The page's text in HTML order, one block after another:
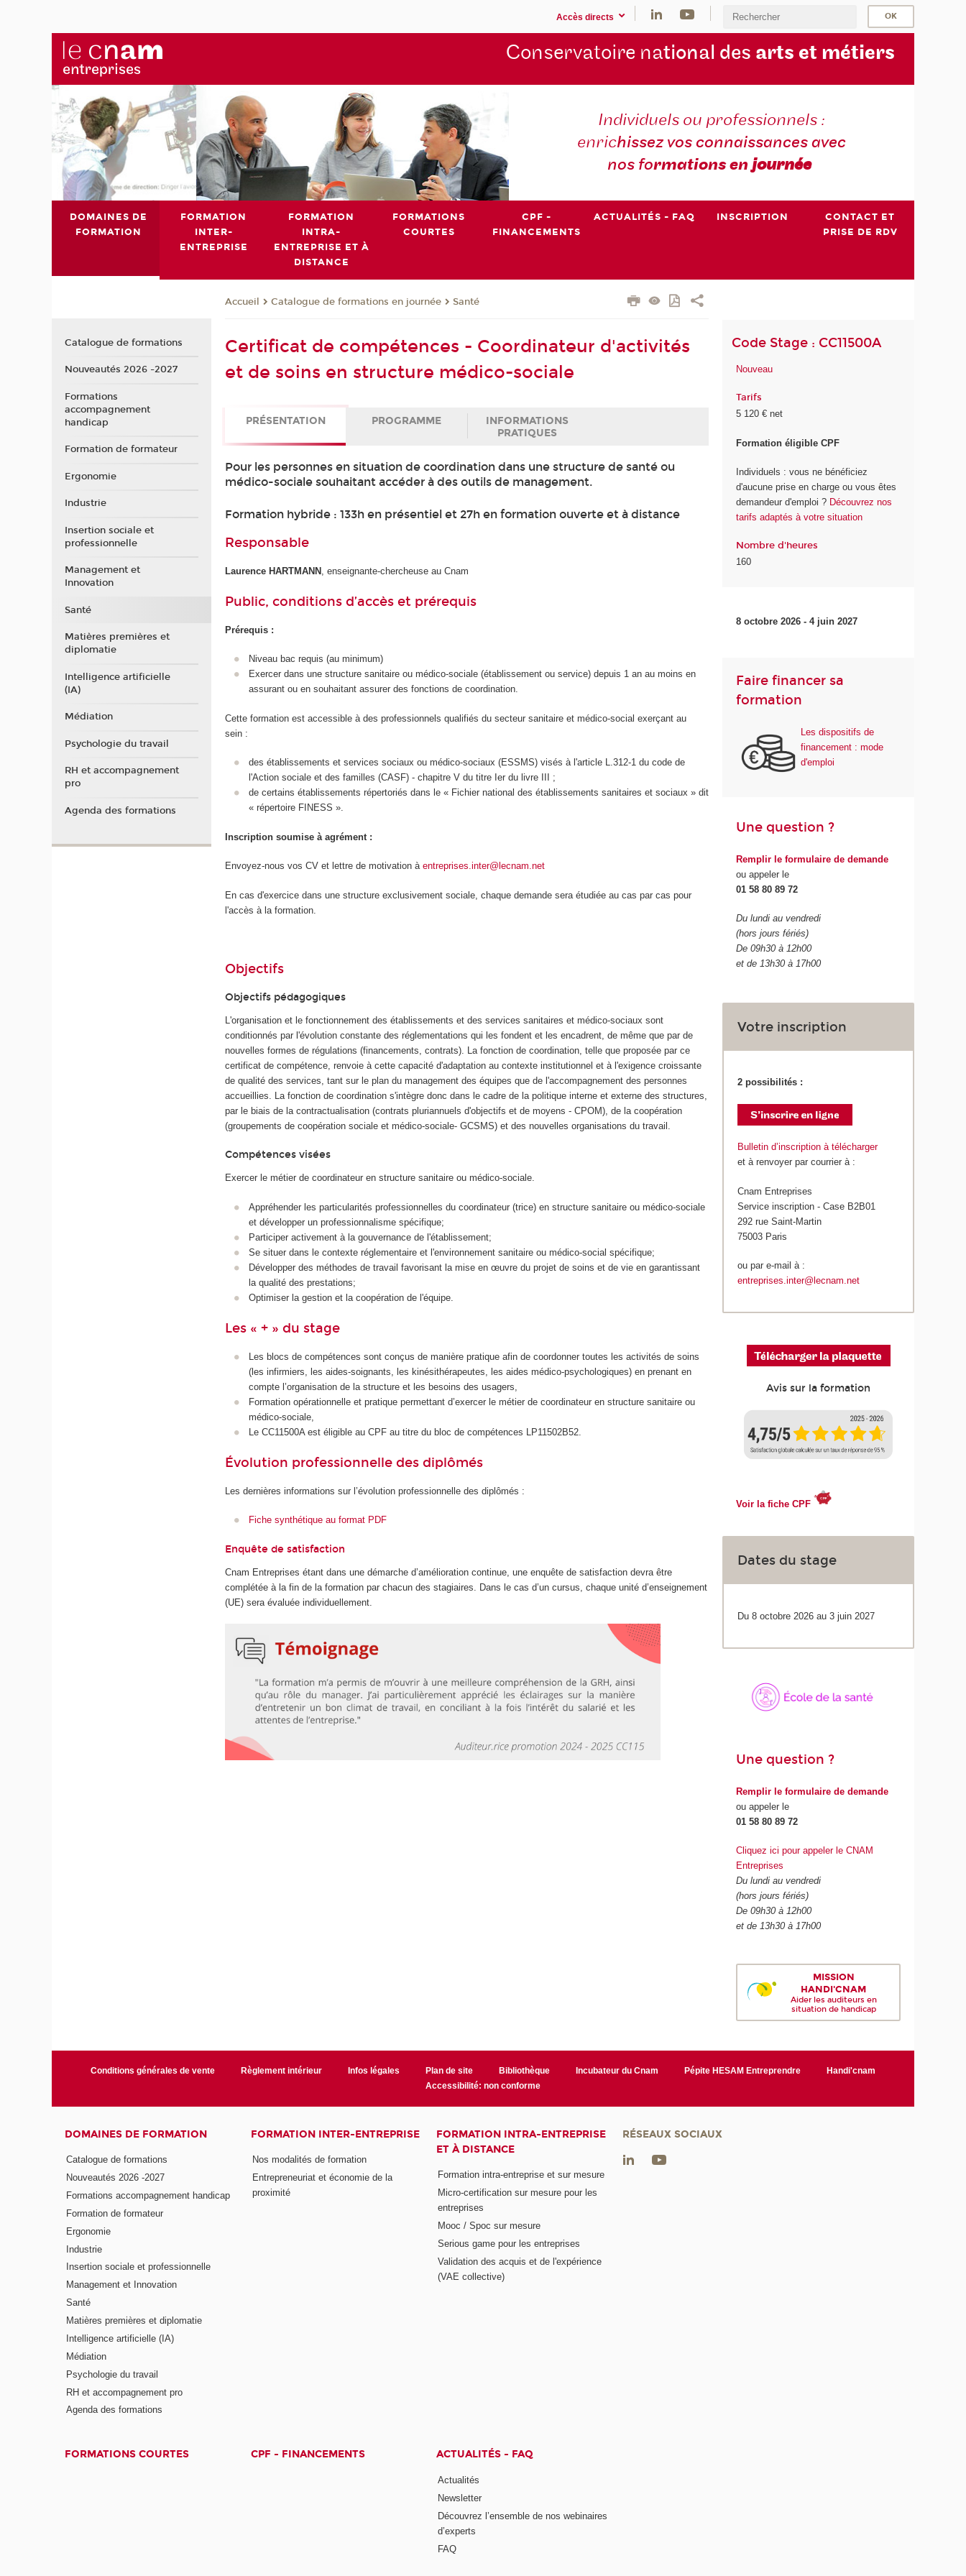
Accès directs
Conservatoire national des arts et métiers
Individuels ou professionnels :
enrichissez vos connaissances avec
nos formations enjournée
DOMAINES DE
FORMATION
FORMATION
INTER-
ENTREPRISE
FORMATION
INTRA-
ENTREPRISE ET À
DISTANCE
FORMATIONS
COURTES
CPF -
FINANCEMENTS
ACTUALITÉS - FAQ INSCRIPTION
CONTACT ET
PRISE DE RDV
Accueil Catalogue de formations en journée Santé
Certificat de compétences - Coordinateur d'activités
et de soins en structure médico-sociale
PRÉSENTATION PROGRAMME
INFORMATIONS
PRATIQUES
Pour les personnes en situation de coordination dans une structure de santé ou
médico-sociale souhaitant accéder à des outils de management.
Formation hybride : 133h en présentiel et 27h en formation ouverte et à distance
Responsable
Laurence HARTMANN , enseignante-chercheuse au Cnam
Public, conditions d’accès et prérequis
Prérequis :
Niveau bac requis (au minimum)
Exercer dans une structure sanitaire ou médico-sociale (établissement ou service) depuis 1 an au moins en
assurant ou en souhaitant assurer des fonctions de coordination.
Cette formation est accessible à des professionnels qualifiés du secteur sanitaire et médico-social exerçant au
sein :
des établissements et services sociaux ou médico-sociaux (ESSMS) visés à l'article L.312-1 du code de
l'Action sociale et des familles (CASF) - chapitre V du titre Ier du livre III ;
de certains établissements répertoriés dans le « Fichier national des établissements sanitaires et sociaux » dit
« répertoire FINESS ».
Inscription soumise à agrément :
Envoyez-nous vos CV et lettre de motivation àentreprises.inter@lecnam.net
En cas d'exercice dans une structure exclusivement sociale, chaque demande sera étudiée au cas par cas pour
l'accès à la formation.
Objectifs
Objectifs pédagogiques
L'organisation et le fonctionnement des établissements et des services sanitaires et médico-sociaux sont
conditionnés par l'évolution constante des réglementations qui les fondent et les encadrent, de même que par de
nouvelles formes de régulations (financements, contrats). La fonction de coordination, telle que proposée par ce
certificat de compétence, renvoie à cette capacité d'adaptation au contexte institutionnel et à l'exigence croissante
de qualité des services, tant sur le plan du management des équipes que de l'accompagnement des personnes
accueillies. La fonction de coordination s'intègre donc dans le cadre de la politique interne et externe des structures,
par le biais de la contractualisation (contrats pluriannuels d'objectifs et de moyens - CPOM), de la coopération
(groupements de coopération sociale et médico-sociale- GCSMS) et des nouvelles organisations du travail.
Compétences visées
Exercer le métier de coordinateur en structure sanitaire ou médico-sociale.
Appréhender les particularités professionnelles du coordinateur (trice) en structure sanitaire ou médico-sociale
et développer un professionnalisme spécifique;
Participer activement à la gouvernance de l'établissement;
Se situer dans le contexte réglementaire et l'environnement sanitaire ou médico-social spécifique;
Développer des méthodes de travail favorisant la mise en œuvre du projet de soins et de vie en garantissant
la qualité des prestations;
Optimiser la gestion et la coopération de l'équipe.
Les « + » du stage
Les blocs de compétences sont conçus de manière pratique afin de coordonner toutes les activités de soins
(les infirmiers, les aides-soignants, les kinésithérapeutes, les aides médico-psychologiques) en prenant en
compte l’organisation de la structure et les besoins des usagers,
Formation opérationnelle et pratique permettant d’exercer le métier de coordinateur en structure sanitaire ou
médico-sociale,
Le CC11500A est éligible au CPF au titre du bloc de compétences LP11502B52.
Évolution professionnelle des diplômés
Les dernières informations sur l’évolution professionnelle des diplômés :
Fiche synthétique au format PDF
Enquête de satisfaction
Cnam Entreprises étant dans une démarche d’amélioration continue, une enquête de satisfaction devra être
complétée à la fin de la formation par chacun des stagiaires. Dans le cas d’un cursus, chaque unité d’enseignement
(UE) sera évaluée individuellement.
Code Stage : CC11500A
Nouveau
Tarifs
5 120 € net
Formation éligible CPF
Individuels : vous ne bénéficiez
d'aucune prise en charge ou vous êtes
demandeur d'emploi ? Découvrez nos
tarifs adaptés à votre situation
Nombre d'heures
160
8 octobre 2026 - 4 juin 2027
Faire financer sa
formation
Les dispositifs de
financement : mode
d'emploi
Une question ?
Remplir le formulaire de demande
ou appeler le
01 58 80 89 72
Du lundi au vendredi
(hors jours fériés)
De 09h30 à 12h00
et de 13h30 à 17h00
Votre inscription
2 possibilités :
Bulletin d’inscription à télécharger
et à renvoyer par courrier à :
Cnam Entreprises
Service inscription - Case B2B01
292 rue Saint-Martin
75003 Paris
ou par e-mail à :
entreprises.inter@lecnam.net
Avis sur la formation
Voir la fiche CPF
Dates du stage
Du 8 octobre 2026 au 3 juin 2027
Une question ?
Remplir le formulaire de demande
ou appeler le
01 58 80 89 72
Cliquez ici pour appeler le CNAM
Entreprises
Du lundi au vendredi
(hors jours fériés)
De 09h30 à 12h00
et de 13h30 à 17h00
MISSION
HANDI'CNAM
Aider les auditeurs en
situation de handicap
Catalogue de formations
Nouveautés 2026 -2027
Formations
accompagnement
handicap
Formation de formateur
Ergonomie
Industrie
Insertion sociale et
professionnelle
Management et
Innovation
Santé
Matières premières et
diplomatie
Intelligence artificielle
(IA)
Médiation
Psychologie du travail
RH et accompagnement
pro
Agenda des formations
Conditions générales de vente Règlement intérieur Infos légales Plan de site Bibliothèque Incubateur du Cnam Pépite HESAM Entreprendre
Handi'cnam
Accessibilité: non conforme
DOMAINES DE FORMATION
Catalogue de formations
Nouveautés 2026 -2027
Formations accompagnement handicap
Formation de formateur
Ergonomie
Industrie
Insertion sociale et professionnelle
Management et Innovation
Santé
Matières premières et diplomatie
Intelligence artificielle (IA)
Médiation
Psychologie du travail
RH et accompagnement pro
Agenda des formations
FORMATION INTER-ENTREPRISE
Nos modalités de formation
Entrepreneuriat et économie de la
proximité
FORMATION INTRA-ENTREPRISE
ET À DISTANCE
Formation intra-entreprise et sur mesure
Micro-certification sur mesure pour les
entreprises
Mooc / Spoc sur mesure
Serious game pour les entreprises
Validation des acquis et de l'expérience
(VAE collective)
FORMATIONS COURTES CPF - FINANCEMENTS ACTUALITÉS - FAQ
Actualités
Newsletter
Découvrez l’ensemble de nos webinaires
d’experts
FAQ
RÉSEAUX SOCIAUX